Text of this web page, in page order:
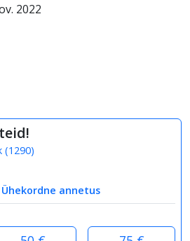
2022
(1290)
Ühekordne annetus